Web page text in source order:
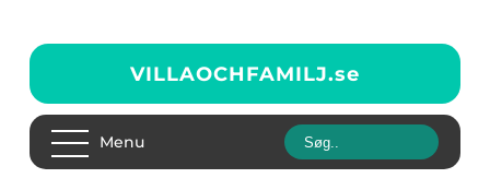
VILLAOCHFAMILJ.se
Menu